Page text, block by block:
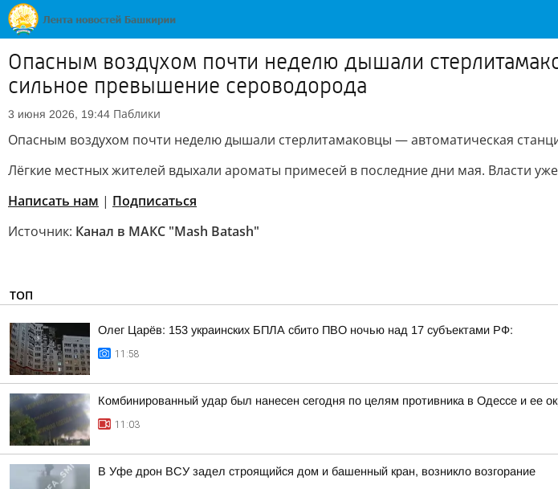
Опасным воздухом почти неделю дышали
сильное превышение сероводорода
3 июня 2026, 19:44 Паблики
Опасным воздухом почти неделю дышали стерлитамаковцы — автоматическая
Лёгкие местных жителей вдыхали ароматы примесей в последние дни мая. Власти
Написать нам | Подписаться
Источник: Канал в МАКС "Mash Batash"
ТОП
Олег Царёв: 153 украинских БПЛА сбито ПВО ночью над 17 субъектами РФ:
11:58
Комбинированный удар был нанесен сегодня по целям противника в Одессе и ее
11:03
В Уфе дрон ВСУ задел строящийся дом и башенный кран, возникло возгорание